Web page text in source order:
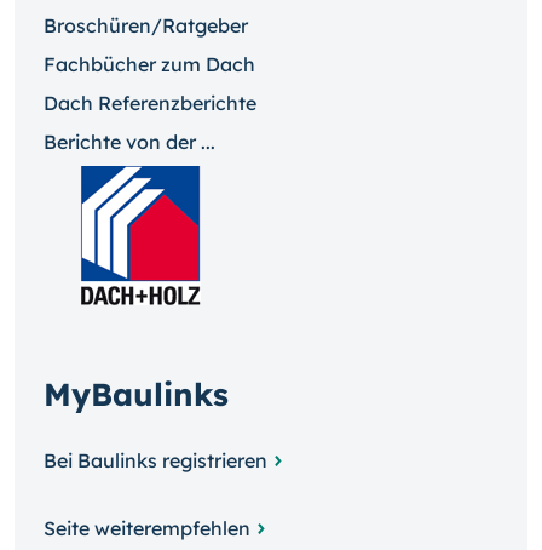
Broschüren/Ratgeber
Fachbücher zum Dach
Dach Referenzberichte
Berichte von der ...
MyBaulinks
Bei Baulinks registrieren
Seite weiterempfehlen